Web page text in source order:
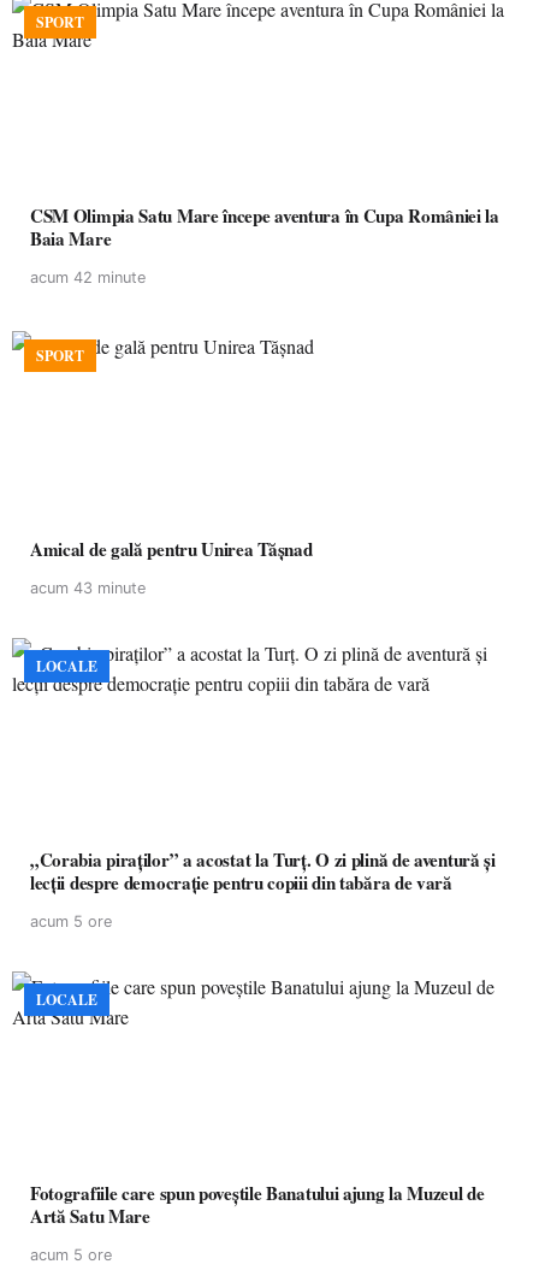
SPORT
CSM Olimpia Satu Mare începe aventura în Cupa României la
Baia Mare
acum 42 minute
SPORT
Amical de gală pentru Unirea Tășnad
acum 43 minute
LOCALE
„Corabia piraților” a acostat la Turț. O zi plină de aventură și
lecții despre democrație pentru copiii din tabăra de vară
acum 5 ore
LOCALE
Fotografiile care spun poveștile Banatului ajung la Muzeul de
Artă Satu Mare
acum 5 ore